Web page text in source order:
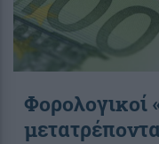
Φορολογικοί